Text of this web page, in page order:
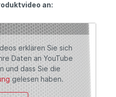
an:
erklären Sie sich
Daten an YouTube
und dass Sie die
gelesen haben.